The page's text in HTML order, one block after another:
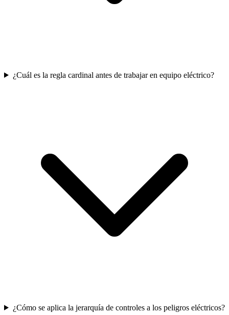
¿Cuál es la regla cardinal antes de trabajar en equipo eléctrico?
¿Cómo se aplica la jerarquía de controles a los peligros eléctricos?